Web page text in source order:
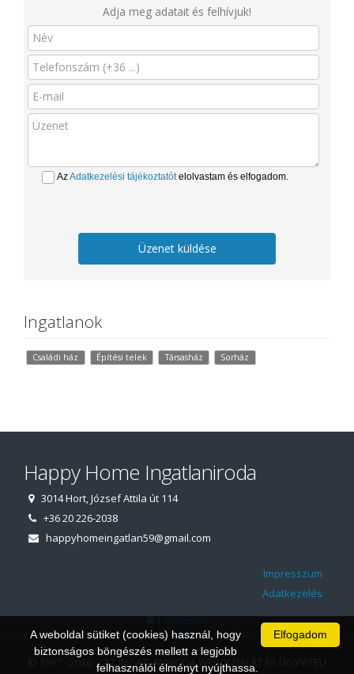
Adja meg adatait és felhívjuk!
AzAdatkezelési tájékoztatótelolvastam és elfogadom.
Üzenet küldése
Ingatlanok
Családi ház Építési telek Társasház Sorház
Happy Home Ingatlaniroda
3014 Hort, József Attila út 114
+36 20 226-2038
happyhomeingatlan59@gmail.com
Impresszum
Adatkezelés
|Kapcsolat
© 1997 - 2026 AZ INGATLANIRODA WEBOLDALÁT ÉS ÜGYVITELI
Elfogadom
A weboldal sütiket (cookies) használ, hogy
biztonságos böngészés mellett a legjobb
felhasználói élményt nyújthassa.